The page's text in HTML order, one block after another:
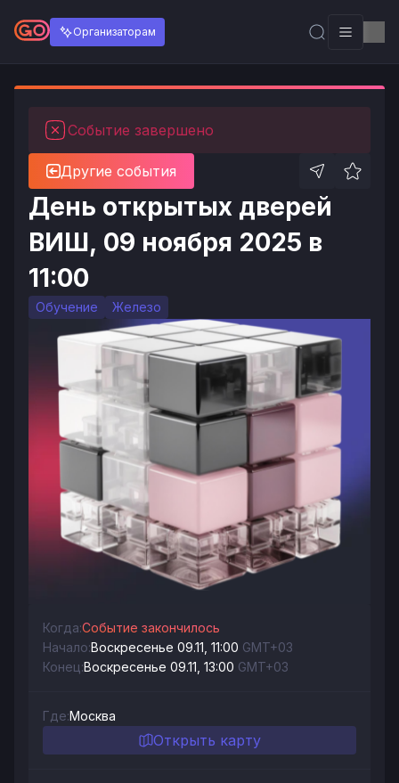
Организаторам
Событие завершено
Другие события
День открытых дверей
ВИШ, 09 ноября 2025 в
11:00
Обучение Железо
Когда:Событие закончилось
Начало:Воскресенье 09.11, 11:00 GMT+03
Конец:Воскресенье 09.11, 13:00 GMT+03
Где:Москва
Открыть карту